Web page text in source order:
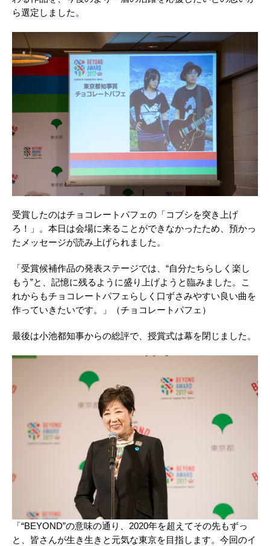
ら選定しました。
受賞したのはチョコレートパフェの「コブシを突き上げ
ろ！」。本日は会場に来ることができなかったため、預かっ
たメッセージが読み上げられました。
「受賞候補作品の発表ステージでは、“自分たちらしく楽し
もう”と、記憶に残るように盛り上げようと臨みました。こ
れからもチョコレートパフェらしく口ずさみやすい良い曲を
作っていきたいです。」（チョコレートパフェ）
最後は小池都知事からの総評で、授賞式は幕を閉じました。
「“BEYOND”の意味の通り、2020年を超えてその先もずっ
と、皆さんが生き生きと元気な東京を目指します。今回のイ